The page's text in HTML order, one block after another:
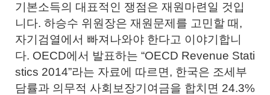
기본소득의 대표적인 쟁점은 재원마련일 것입
니다. 하승수 위원장은 재원문제를 고민할 때,
자기검열에서 빠져나와야 한다고 이야기합니
다. OECD에서 발표하는 “OECD Revenue Stati
stics 2014”라는 자료에 따르면, 한국은 조세부
담률과 의무적 사회보장기여금을 합치면 24.3%